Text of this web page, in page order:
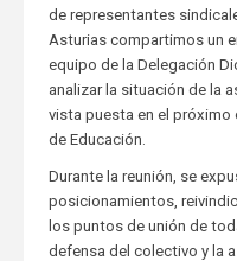
de representantes
Asturias compartimos un
equipo de la Delegación
analizar la situación de la
vista puesta en el próximo
de Educación.
Durante la reunión, se
posicionamientos,
los puntos de unión de
defensa del colectivo y la